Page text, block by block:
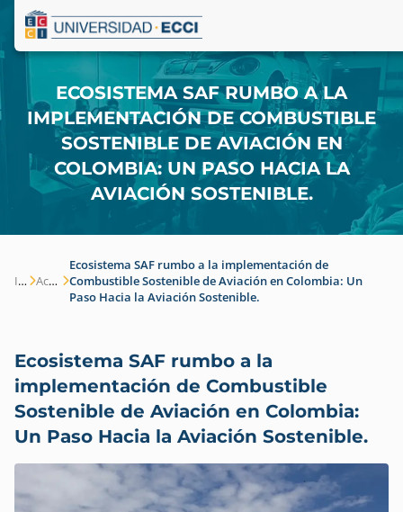
ECOSISTEMA SAF RUMBO A LA
IMPLEMENTACIÓN DE COMBUSTIBLE
SOSTENIBLE DE AVIACIÓN EN
COLOMBIA: UN PASO HACIA LA
AVIACIÓN SOSTENIBLE.
Inicio Actualidad
Ecosistema SAF rumbo a la implementación de
Combustible Sostenible de Aviación en Colombia: Un
Paso Hacia la Aviación Sostenible.
Ecosistema SAF rumbo a la
implementación de Combustible
Sostenible de Aviación en Colombia:
Un Paso Hacia la Aviación Sostenible.